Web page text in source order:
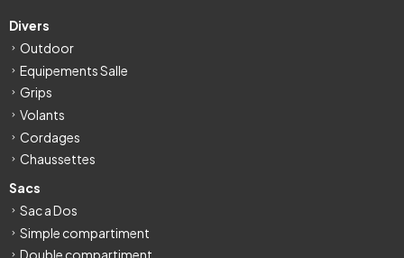
Divers
Outdoor
Equipements Salle
Grips
Volants
Cordages
Chaussettes
Sacs
Sac a Dos
Simple compartiment
Double compartiment